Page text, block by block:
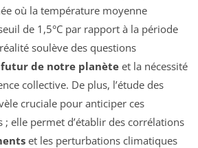
où la température moyenne
de 1,5°C par rapport à la période
soulève des questions
futur de notre planète et la nécessité
collective. De plus, l’étude des
cruciale pour anticiper ces
; elle permet d’établir des corrélations
et les perturbations climatiques